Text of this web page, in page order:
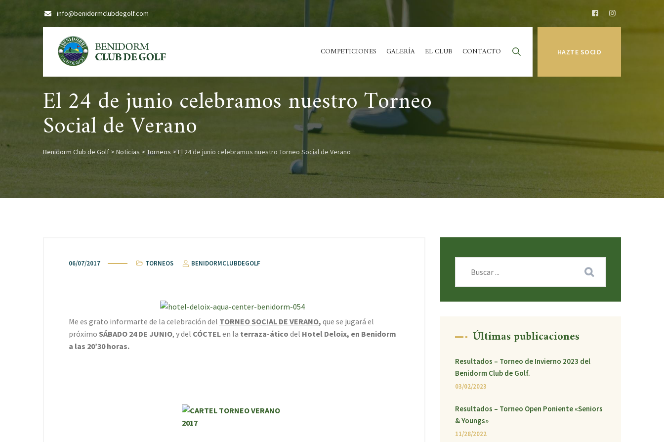
info@benidormclubdegolf.com
COMPETICIONES GALERÍA EL CLUB CONTACTO HAZTE SOCIO
El 24 de junio celebramos nuestro Torneo
Social de Verano
Benidorm Club de Golf > Noticias > Torneos >El 24 de junio celebramos nuestro Torneo Social de Verano
06/07/2017 TORNEOS BENIDORMCLUBDEGOLF
Me es grato informarte de la celebración del TORNEO SOCIAL DE VERANO, que se jugará el
próximo SÁBADO 24 DE JUNIO, y del CÓCTELen la terraza-ático del Hotel Deloix, en Benidorm
a las 20’30 horas.
Últimas publicaciones
Resultados – Torneo de Invierno 2023 del
Benidorm Club de Golf.
03/02/2023
Resultados – Torneo Open Poniente «Seniors
& Youngs»
11/28/2022